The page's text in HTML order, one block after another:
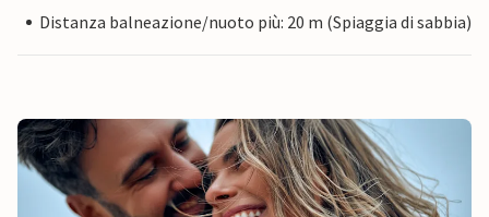
Distanza balneazione/nuoto più: 20 m (Spiaggia di sabbia)